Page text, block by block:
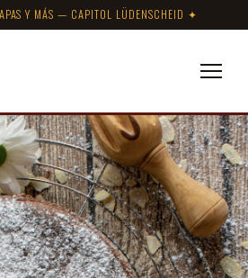
Y MÁS — CAPITOL LÜDENSCHEID ✦